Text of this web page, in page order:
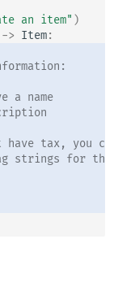
an item" )
-> Item:
a name
have tax, you
strings for